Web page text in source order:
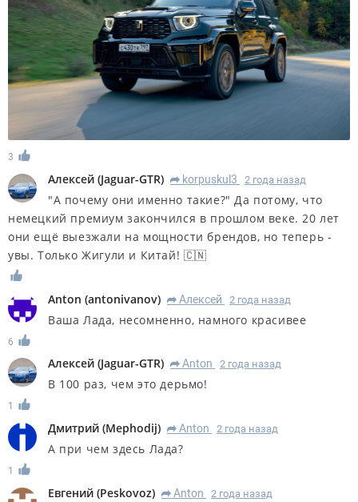
3
Алексей (Jaguar-GTR) R korpuskul3 2 года назад
"А почему они именно такие?" Да потому, что
немецкий премиум закончился в прошлом веке. 20 лет
они ещё выезжали на мощности брендов, но теперь -
увы. Только Жигули и Китай! 🇨🇳
Anton (antonivanov) R Алексей 2 года назад
Ваша Лада, несомненно, намного красивее
6
Алексей (Jaguar-GTR) R Anton 2 года назад
В 100 раз, чем это дерьмо!
1
Дмитрий (Mephodij) R Anton 2 года назад
А при чем здесь Лада?
1
Евгений (Peskovoz) R Anton 2 года назад